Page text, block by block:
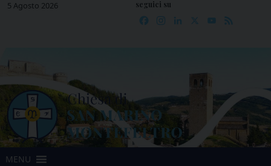
Skip5 Agosto 2026 seguici su
Facebook
Instagram
LinkedIn YouTube
MENU